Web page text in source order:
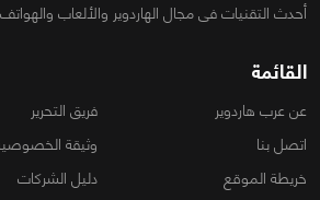
أحدث التقنيات فى مجال الهاردوير والألعاب والهواتف
القائمة
عن عرب هاردوير
فريق التحرير
اتصل بنا
وثيقة
خريطة الموقع
دليل الشركات